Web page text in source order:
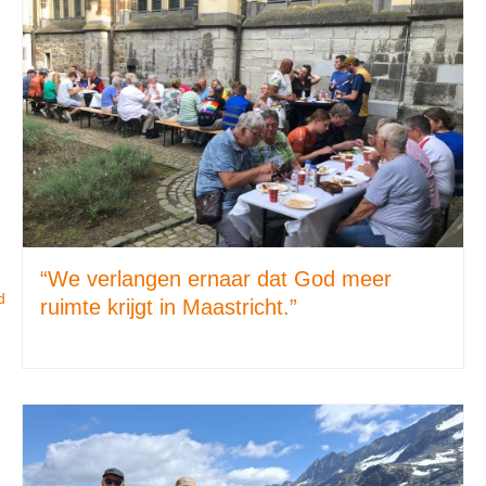
“We verlangen ernaar dat God meer
ruimte krijgt in Maastricht.”